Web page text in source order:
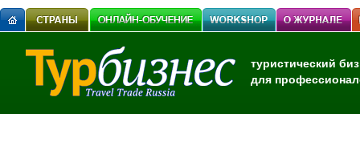
туристический
для